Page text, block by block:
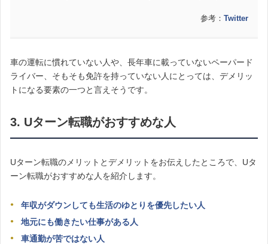
参考： Twitter
車の運転に慣れていない人や、長年車に載っていないペーパード
ライバー、そもそも免許を持っていない人にとっては、デメリッ
トになる要素の一つと言えそうです。
3. Uターン転職がおすすめな人
Uターン転職のメリットとデメリットをお伝えしたところで、Uタ
ーン転職がおすすめな人を紹介します。
年収がダウンしても生活のゆとりを優先したい人
地元にも働きたい仕事がある人
車通勤が苦ではない人